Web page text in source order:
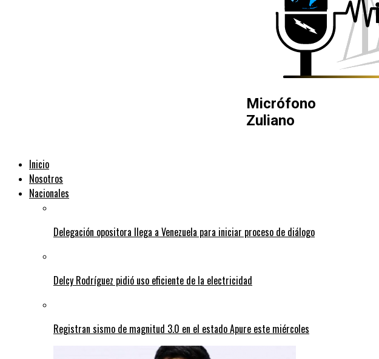
Micrófono
Zuliano
Inicio
Nosotros
Nacionales
Delegación opositora llega a Venezuela para iniciar proceso de diálogo
Delcy Rodríguez pidió uso eficiente de la electricidad
Registran sismo de magnitud 3.0 en el estado Apure este miércoles